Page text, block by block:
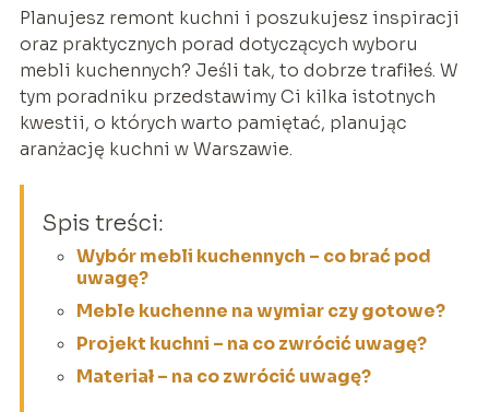
Planujesz remont kuchni i poszukujesz inspiracji
oraz praktycznych porad dotyczących wyboru
mebli kuchennych? Jeśli tak, to dobrze trafiłeś. W
tym poradniku przedstawimy Ci kilka istotnych
kwestii, o których warto pamiętać, planując
aranżację kuchni w Warszawie.
Spis treści:
Wybór mebli kuchennych – co brać pod
uwagę?
Meble kuchenne na wymiar czy gotowe?
Projekt kuchni – na co zwrócić uwagę?
Materiał – na co zwrócić uwagę?